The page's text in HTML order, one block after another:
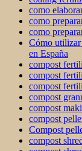
como
como
como
Cómo utilizar
en España
compost
compost
compost
compost
compost
compost
Compost
compost